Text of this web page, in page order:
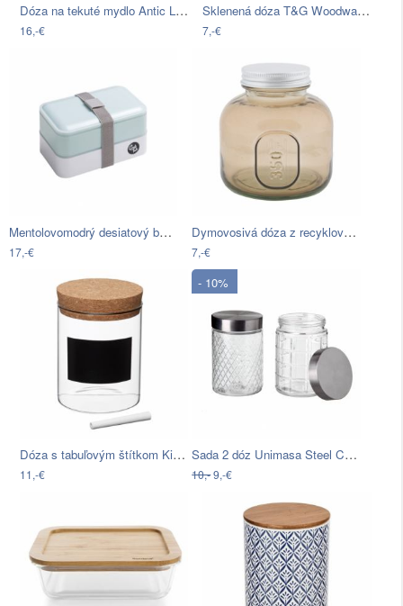
Dóza na tekuté mydlo Antic Line Soap…
16,-€
Sklenená dóza T&G Woodware Lattice, 950…
7,-€
Mentolovomodrý desiatový box Premier…
17,-€
Dymovosivá dóza z recyklovaného skla…
7,-€
Dóza s tabuľovým štítkom Kitchen Craft…
11,-€
- 10%
Sada 2 dóz Unimasa Steel Cubic, 1300 ml
10,-9,-€